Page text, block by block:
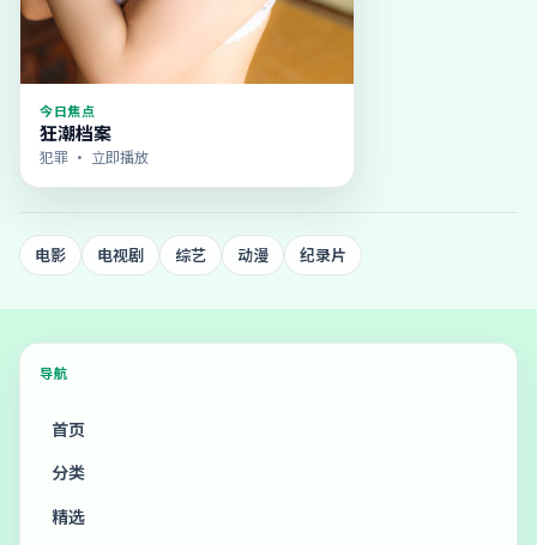
今日焦点
狂潮档案
犯罪 · 立即播放
电影 电视剧 综艺 动漫 纪录片
导航
首页
分类
精选